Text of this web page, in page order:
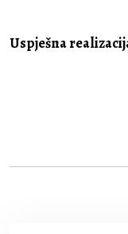
Uspješna